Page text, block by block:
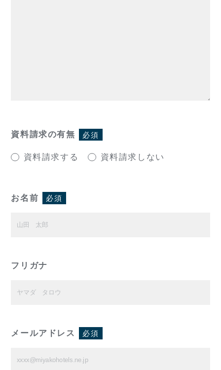
資料請求の有無 必須
資料請求する 資料請求しない
お名前 必須
フリガナ
メールアドレス 必須